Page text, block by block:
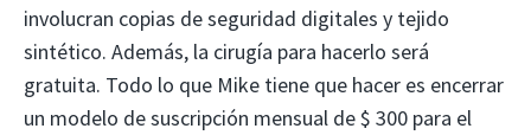
involucran copias de seguridad digitales y tejido
sintético. Además, la cirugía para hacerlo será
gratuita. Todo lo que Mike tiene que hacer es encerrar
un modelo de suscripción mensual de $ 300 para el